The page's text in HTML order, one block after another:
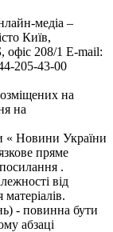
медіа –
Київ,
208/1 E-mail:
205-43-00
на
на
« Новини України
пряме
.
від
- повинна бути
абзаці